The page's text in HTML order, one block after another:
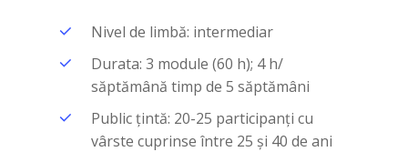
Nivel de limbă: intermediar
Durata: 3 module (60 h); 4 h/
săptămână timp de 5 săptămâni
Public țintă: 20-25 participanți cu
vârste cuprinse între 25 și 40 de ani